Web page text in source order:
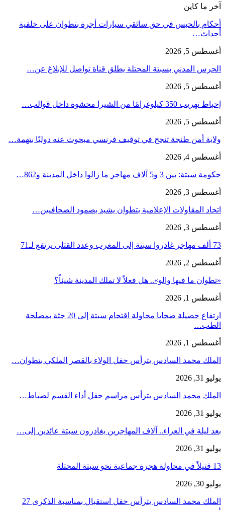
آخر ما كاين
أحكام بالحبس في حق سائقي سيارات أجرة بتطوان على خلفية
أحداث…
أغسطس 5, 2026
الحرس المدني بسبتة المحتلة يطلق قناة تواصل للإبلاغ عن…
أغسطس 5, 2026
إحباط تهريب 350 كيلوغرامًا من الشيرا محشوة داخل قوالب…
أغسطس 5, 2026
ولاية أمن طنجة تنجح في توقيف فرنسي مبحوث عنه دوليًا بتهمة…
أغسطس 4, 2026
حكومة سبتة: بين 3 و5 آلاف مهاجر ما زالوا داخل المدينة و862…
أغسطس 3, 2026
اتحاد المقاولات الإعلامية بتطوان يشيد بصمود الصحافيين…
أغسطس 3, 2026
73 ألف مهاجر غادروا سبتة إلى المغرب وعدد القتلى يرتفع لـ71
أغسطس 2, 2026
«تطوان ما فيها والو».. هل فعلاً لا تملك المدينة شيئاً؟
أغسطس 1, 2026
ارتفاع حصيلة ضحايا محاولة اقتحام سبتة إلى 20 جثة بمصلحة
الطب…
أغسطس 1, 2026
الملك محمد السادس يترأس حفل الولاء بالقصر الملكي بتطوان…
يوليو 31, 2026
الملك محمد السادس يترأس مراسم حفل أداء القسم لضباط…
يوليو 31, 2026
بعد ليلة في العراء.. آلاف المهاجرين يغادرون سبتة عائدين إلى…
يوليو 31, 2026
13 قتيلاً في محاولة هجرة جماعية نحو سبتة المحتلة
يوليو 30, 2026
الملك محمد السادس يترأس حفل استقبال بمناسبة الذكرى 27